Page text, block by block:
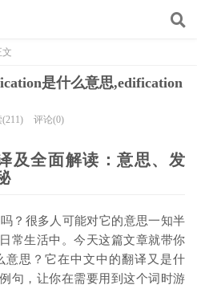
文
是什么意思,edification
(211) 评论(0)
及全面解读：意思、发
？很多人可能对它的意思一知半
常生活中。今天这篇文章就带你
意思？它在中文中的翻译又是什
句，让你在需要用到这个词时游